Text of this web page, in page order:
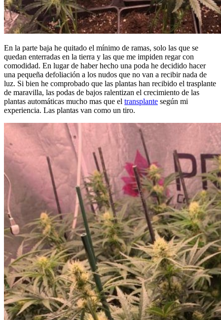
En la parte baja he quitado el mínimo de ramas, solo las que se
quedan enterradas en la tierra y las que me impiden regar con
comodidad. En lugar de haber hecho una poda he decidido hacer
una pequeña defoliación a los nudos que no van a recibir nada de
luz. Si bien he comprobado que las plantas han recibido el trasplante
de maravilla, las podas de bajos ralentizan el crecimiento de las
plantas automáticas mucho mas que el transplante según mi
experiencia. Las plantas van como un tiro.